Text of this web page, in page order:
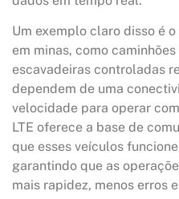
Um exemplo claro disso é
em minas, como
escavadeiras controladas
dependem de uma
velocidade para operar
LTE oferece a base de
que esses veículos
garantindo que as
mais rapidez, menos erros